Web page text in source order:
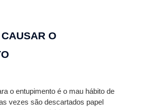
O
o entupimento é o mau hábito de
vezes são descartados papel